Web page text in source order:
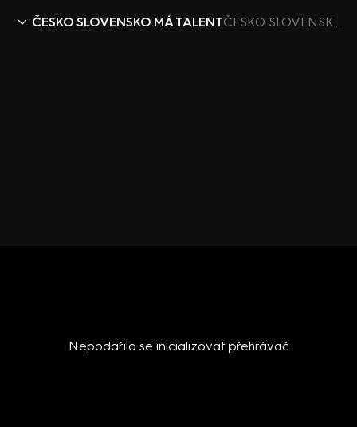
ČESKO SLOVENSKO MÁ TALENT ČESKO SLOVENSKO MÁ TALENT IX (4) – Akrobat Remy Martin
Nepodařilo se inicializovat přehrávač